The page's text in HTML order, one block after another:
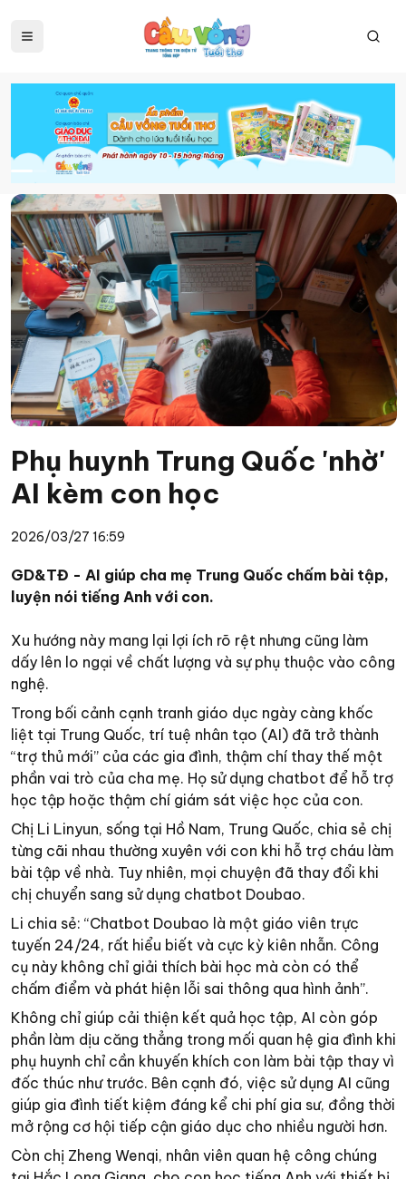
Phụ huynh Trung Quốc 'nhờ'
AI kèm con học
2026/03/27 16:59
GD&TĐ - AI giúp cha mẹ Trung Quốc chấm bài tập,
luyện nói tiếng Anh với con.
Xu hướng này mang lại lợi ích rõ rệt nhưng cũng làm
dấy lên lo ngại về chất lượng và sự phụ thuộc vào công
nghệ.
Trong bối cảnh cạnh tranh giáo dục ngày càng khốc
liệt tại Trung Quốc, trí tuệ nhân tạo (AI) đã trở thành
“trợ thủ mới” của các gia đình, thậm chí thay thế một
phần vai trò của cha mẹ. Họ sử dụng chatbot để hỗ trợ
học tập hoặc thậm chí giám sát việc học của con.
Chị Li Linyun, sống tại Hồ Nam, Trung Quốc, chia sẻ chị
từng cãi nhau thường xuyên với con khi hỗ trợ cháu làm
bài tập về nhà. Tuy nhiên, mọi chuyện đã thay đổi khi
chị chuyển sang sử dụng chatbot Doubao.
Li chia sẻ: “Chatbot Doubao là một giáo viên trực
tuyến 24/24, rất hiểu biết và cực kỳ kiên nhẫn. Công
cụ này không chỉ giải thích bài học mà còn có thể
chấm điểm và phát hiện lỗi sai thông qua hình ảnh”.
Không chỉ giúp cải thiện kết quả học tập, AI còn góp
phần làm dịu căng thẳng trong mối quan hệ gia đình khi
phụ huynh chỉ cần khuyến khích con làm bài tập thay vì
đốc thúc như trước. Bên cạnh đó, việc sử dụng AI cũng
giúp gia đình tiết kiệm đáng kể chi phí gia sư, đồng thời
mở rộng cơ hội tiếp cận giáo dục cho nhiều người hơn.
Còn chị Zheng Wenqi, nhân viên quan hệ công chúng